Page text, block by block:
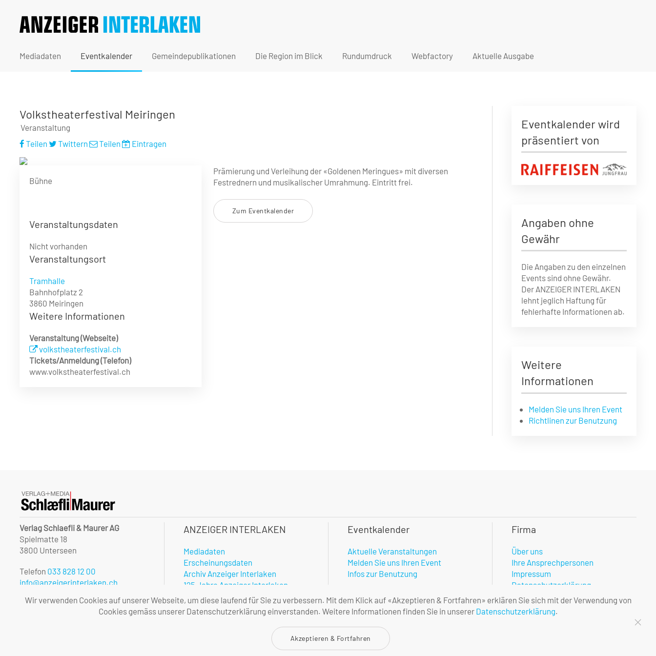
Mediadaten Eventkalender Gemeindepublikationen Die Region im Blick Rundumdruck Webfactory Aktuelle Ausgabe
Volkstheaterfestival Meiringen
Veranstaltung
Teilen
Twittern Teilen Eintragen
Bühne
Veranstaltungsdaten
Nicht vorhanden
Veranstaltungsort
Tramhalle
Bahnhofplatz 2
3860 Meiringen
Weitere Informationen
Veranstaltung (Webseite)
volkstheaterfestival.ch
Tickets/Anmeldung (Telefon)
www.volkstheaterfestival.ch
Prämierung und Verleihung der «Goldenen Meringues» mit diversen
Festrednern und musikalischer Umrahmung. Eintritt frei.
Zum Eventkalender
Eventkalender wird
präsentiert von
Angaben ohne
Gewähr
Die Angaben zu den einzelnen
Events sind ohne Gewähr.
Der ANZEIGER INTERLAKEN
lehnt jeglich Haftung für
fehlerhafte Informationen ab.
Weitere
Informationen
Melden Sie uns Ihren Event
Richtlinen zur Benutzung
Verlag Schlaefli & Maurer AG
Spielmatte 18
3800 Unterseen
Telefon 033 828 12 00
info@anzeigerinterlaken.ch
Unsere Öffnungszeiten:
ANZEIGER INTERLAKEN
Mediadaten
Erscheinungsdaten
Archiv Anzeiger Interlaken
125 Jahre Anzeiger Interlaken
Onlinerechner
Notfalldienste
Vorteile amtlicher Anzeiger
Allgemeine Geschäftsbedingungen
Eventkalender
Aktuelle Veranstaltungen
Melden Sie uns Ihren Event
Infos zur Benutzung
Firma
Über uns
Ihre Ansprechpersonen
Impressum
Datenschutzerklärung
Wir verwenden Cookies auf unserer Webseite, um diese laufend für Sie zu verbessern. Mit dem Klick auf «Akzeptieren & Fortfahren» erklären Sie sich mit der Verwendung von
Cookies gemäss unserer Datenschutzerklärung einverstanden. Weitere Informationen finden Sie in unserer Datenschutzerklärung.
Akzeptieren & Fortfahren